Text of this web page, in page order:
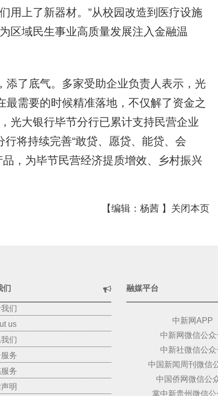
用上了新器材。”从校园改造到医疗设施
区域民生事业高质量发展注入金融温
了底气。多家受助企业负责人表示，光
最需要的时候精准落地，不仅解了资金之
光大银行毕节分行已累计支持民营企业
将持续完善“敢贷、愿贷、能贷、会
，为毕节民营经济提质增效、乡村振兴
【编辑：杨茜 】 关闭本页
们
们
us
们
务
务
明
融媒平台
中新网APP
中新网微信公众
中新社微信公众
中国新闻周刊微信
中国侨网微信公
掌中新贵州微信